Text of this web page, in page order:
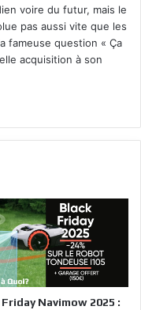
voire du futur, mais le
pas aussi vite que les
fameuse question « Ça
acquisition à son
Friday Navimow 2025 :